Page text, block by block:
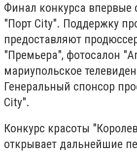
Финал конкурса впервые
"Порт City". Поддержку
предоставляют
"Премьера", фотосалон
мариупольское
Генеральный спонсор
City".
Конкурс красоты
открывает дальнейшие